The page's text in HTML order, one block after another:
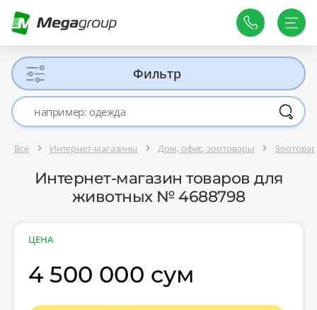
Фильтр
Все Интернет-магазины Дом, офис, зоотовары
Интернет-магазин товаров для
животных № 4688798
ЦЕНА
4 500 000 сум